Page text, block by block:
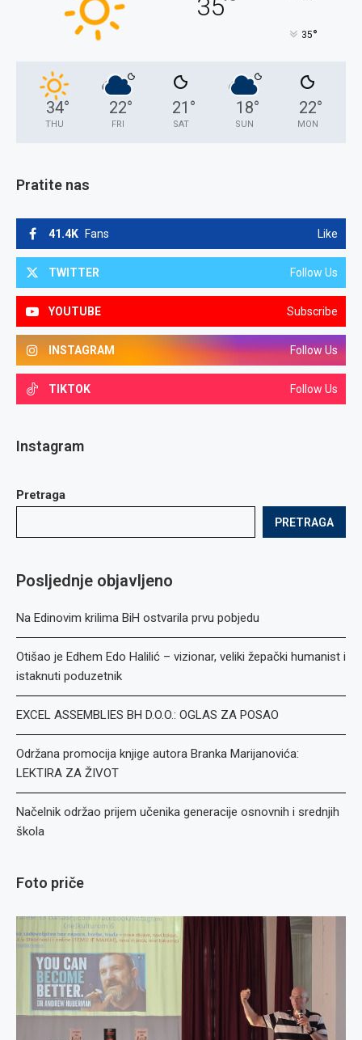
35
35°
34°
THU
22°
FRI
21 °
SAT
18°
SUN
22°
MON
Pratite nas
41.4K Fans Like
TWITTER Follow Us
YOUTUBE Subscribe
INSTAGRAM Follow Us
TIKTOK Follow Us
Instagram
Pretraga
PRETRAGA
Posljednje objavljeno
Na Edinovim krilima BiH ostvarila prvu pobjedu
Otišao je Edhem Edo Halilić – vizionar, veliki žepački humanist i
istaknuti poduzetnik
EXCEL ASSEMBLIES BH D.O.O.: OGLAS ZA POSAO
Održana promocija knjige autora Branka Marijanovića:
LEKTIRA ZA ŽIVOT
Načelnik održao prijem učenika generacije osnovnih i srednjih
škola
Foto priče